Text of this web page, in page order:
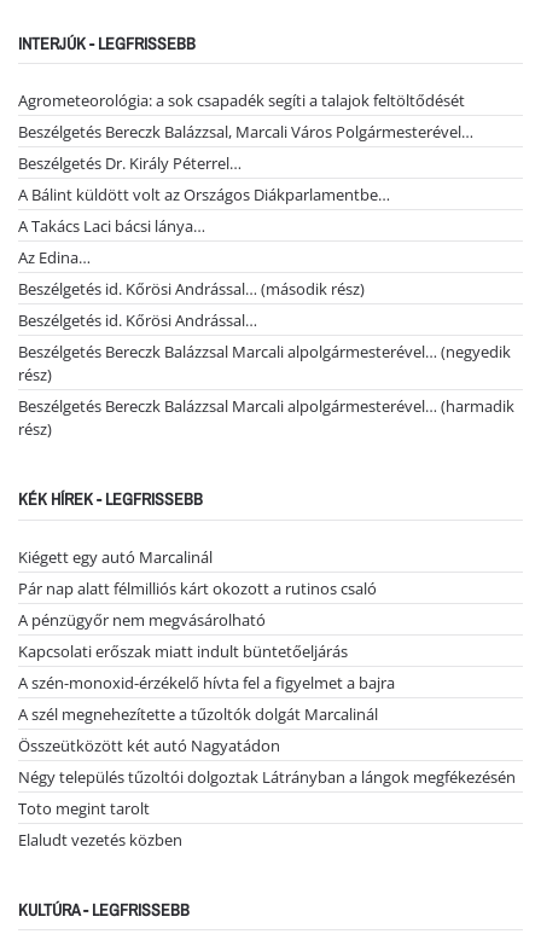
INTERJÚK - LEGFRISSEBB
Agrometeorológia: a sok csapadék segíti a talajok feltöltődését
Beszélgetés Bereczk Balázzsal, Marcali Város Polgármesterével…
Beszélgetés Dr. Király Péterrel…
A Bálint küldött volt az Országos Diákparlamentbe…
A Takács Laci bácsi lánya…
Az Edina…
Beszélgetés id. Kőrösi Andrással… (második rész)
Beszélgetés id. Kőrösi Andrással…
Beszélgetés Bereczk Balázzsal Marcali alpolgármesterével… (negyedik
rész)
Beszélgetés Bereczk Balázzsal Marcali alpolgármesterével… (harmadik
rész)
KÉK HÍREK - LEGFRISSEBB
Kiégett egy autó Marcalinál
Pár nap alatt félmilliós kárt okozott a rutinos csaló
A pénzügyőr nem megvásárolható
Kapcsolati erőszak miatt indult büntetőeljárás
A szén-monoxid-érzékelő hívta fel a figyelmet a bajra
A szél megnehezítette a tűzoltók dolgát Marcalinál
Összeütközött két autó Nagyatádon
Négy település tűzoltói dolgoztak Látrányban a lángok megfékezésén
Toto megint tarolt
Elaludt vezetés közben
KULTÚRA - LEGFRISSEBB